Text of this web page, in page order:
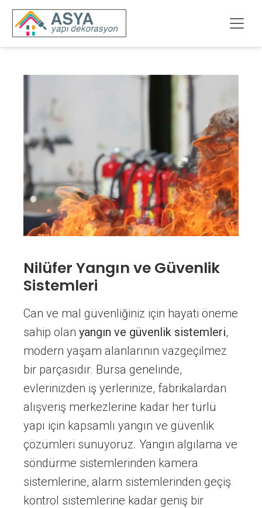
Nilüfer Yangın ve Güvenlik
Sistemleri
Can ve mal güvenliğiniz için hayati öneme
sahip olan yangın ve güvenlik sistemleri,
modern yaşam alanlarının vazgeçilmez
bir parçasıdır. Bursa genelinde,
evlerinizden iş yerlerinize, fabrikalardan
alışveriş merkezlerine kadar her türlü
yapı için kapsamlı yangın ve güvenlik
çözümleri sunuyoruz. Yangın algılama ve
söndürme sistemlerinden kamera
sistemlerine, alarm sistemlerinden geçiş
kontrol sistemlerine kadar geniş bir